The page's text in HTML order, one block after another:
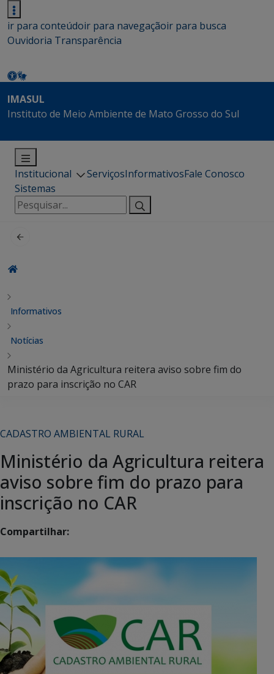
ir para conteúdoir para navegaçãoir para busca
Ouvidoria Transparência
IMASUL
Instituto de Meio Ambiente de Mato Grosso do Sul
Institucional ServiçosInformativosFale Conosco
Sistemas
Pesquisar
por:
Informativos
Notícias
Ministério da Agricultura reitera aviso sobre fim do
prazo para inscrição no CAR
CADASTRO AMBIENTAL RURAL
Ministério da Agricultura reitera
aviso sobre fim do prazo para
inscrição no CAR
Compartilhar: